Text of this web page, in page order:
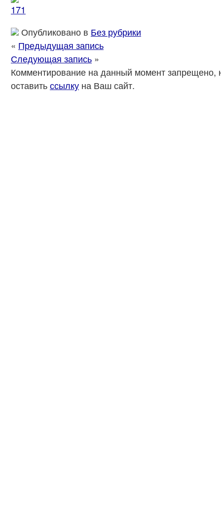
Опубликовано в Без рубрики
« Предыдущая запись
Следующая запись »
Комментирование на данный момент запрещено,
оставитьссылку на Ваш сайт.